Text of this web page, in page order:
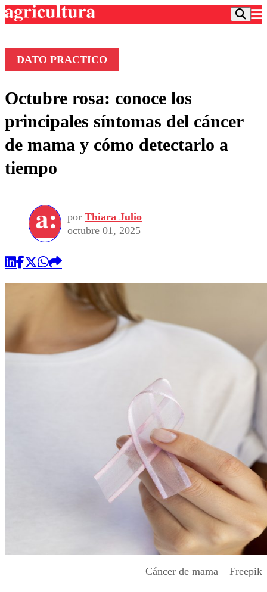
Frecuencias
Agricultura TV
Deportes
Colo Colo
Torneo Internacional
Torneo Nacional
Entretención
Internacional
Nacional
Programas
Comercial
DATO PRACTICO
Octubre rosa: conoce los
principales síntomas del cáncer
de mama y cómo detectarlo a
tiempo
por Thiara Julio
octubre 01, 2025
Cáncer de mama – Freepik